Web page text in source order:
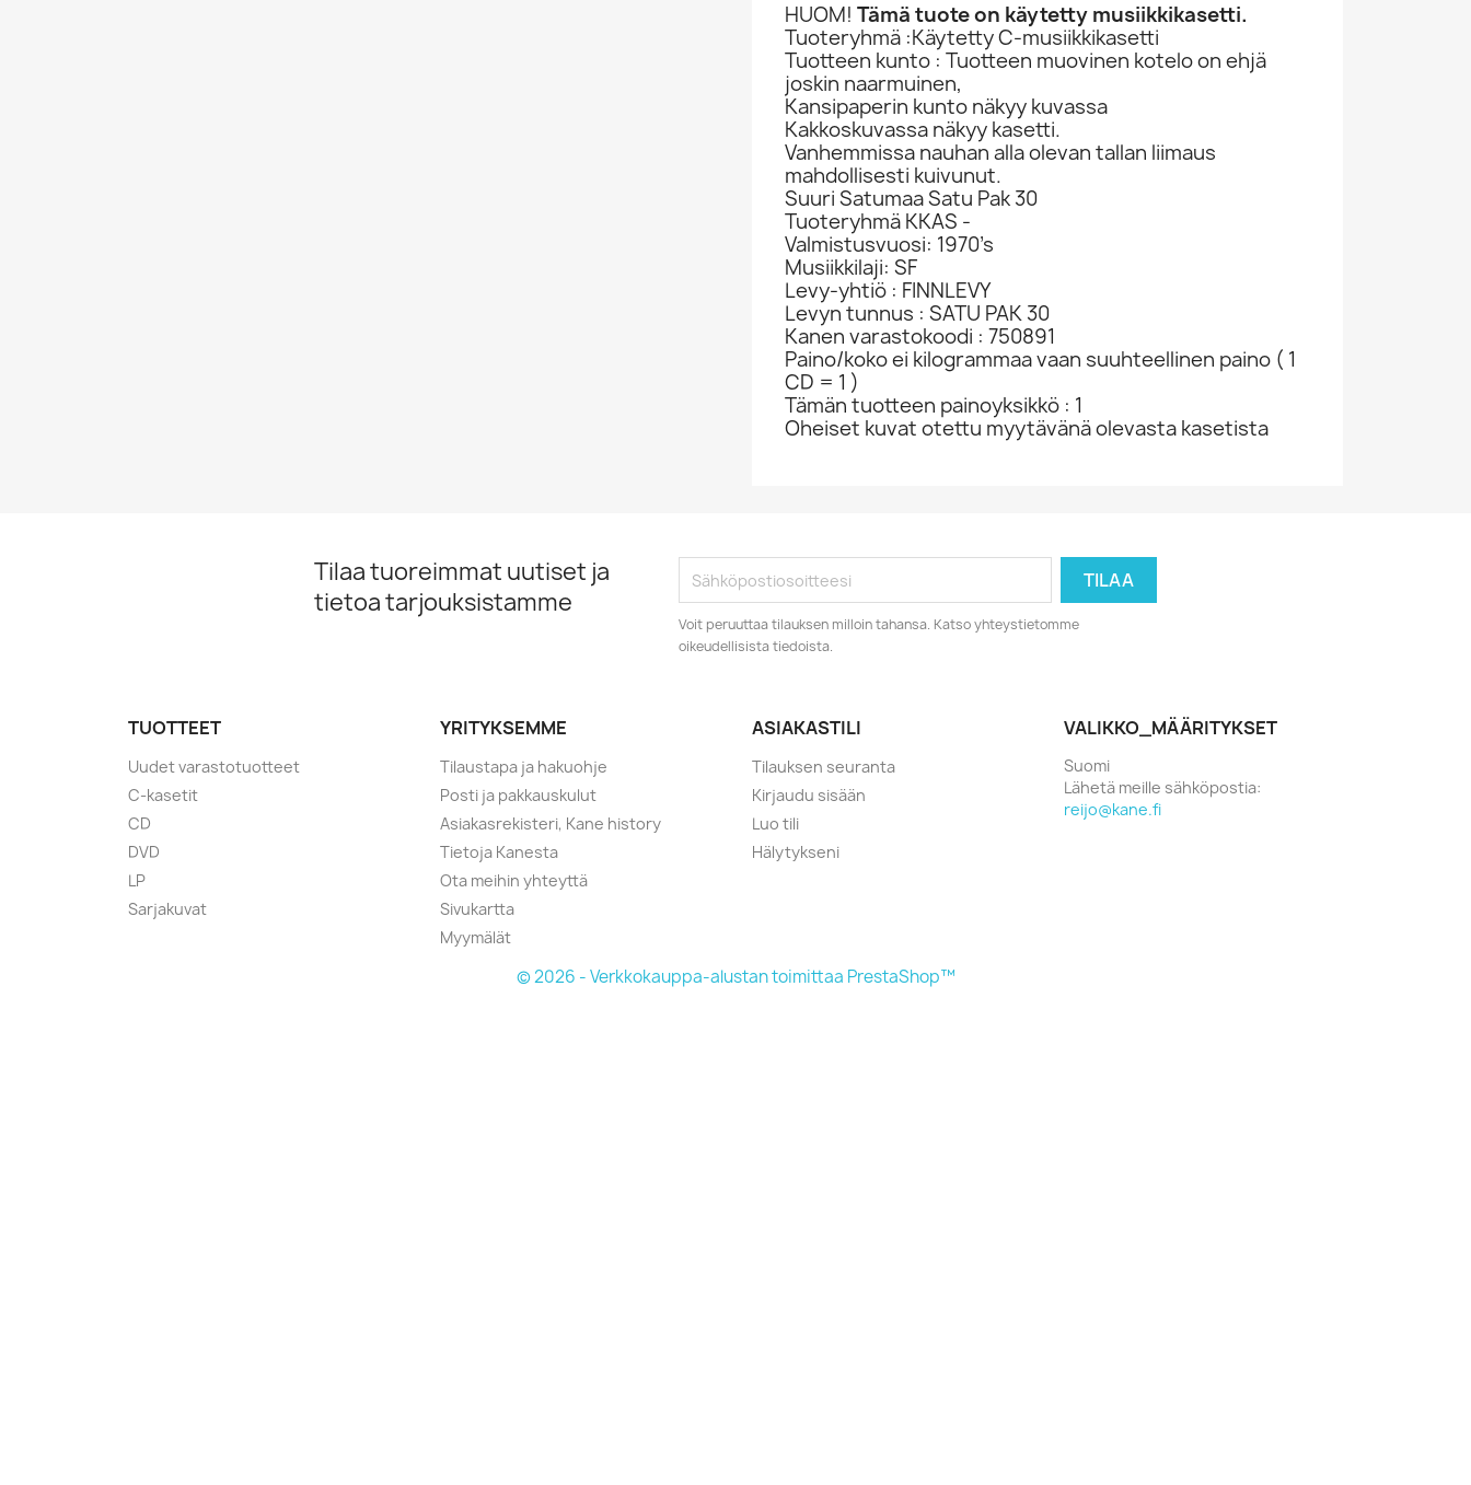
HUOM! Tämä tuote on käytetty musiikkikasetti.
Tuoteryhmä :Käytetty C-musiikkikasetti
Tuotteen kunto : Tuotteen muovinen kotelo on ehjä
joskin naarmuinen,
Kansipaperin kunto näkyy kuvassa
Kakkoskuvassa näkyy kasetti.
Vanhemmissa nauhan alla olevan tallan liimaus
mahdollisesti kuivunut.
Suuri Satumaa Satu Pak 30
Tuoteryhmä KKAS -
Valmistusvuosi: 1970’s
Musiikkilaji: SF
Levy-yhtiö : FINNLEVY
Levyn tunnus : SATU PAK 30
Kanen varastokoodi : 750891
Paino/koko ei kilogrammaa vaan suuhteellinen paino ( 1
CD = 1 )
Tämän tuotteen painoyksikkö : 1
Oheiset kuvat otettu myytävänä olevasta kasetista
Tilaa tuoreimmat uutiset ja
tietoa tarjouksistamme
Voit peruuttaa tilauksen milloin tahansa. Katso yhteystietomme
oikeudellisista tiedoista.
TUOTTEET
Uudet varastotuotteet
C-kasetit
CD
DVD
LP
Sarjakuvat
YRITYKSEMME
Tilaustapa ja hakuohje
Posti ja pakkauskulut
Asiakasrekisteri, Kane history
Tietoja Kanesta
Ota meihin yhteyttä
Sivukartta
Myymälät
ASIAKASTILI
Tilauksen seuranta
Kirjaudu sisään
Luo tili
Hälytykseni
VALIKKO_MÄÄRITYKSET
Suomi
Lähetä meille sähköpostia:
reijo@kane.fi
© 2026 - Verkkokauppa-alustan toimittaa PrestaShop™